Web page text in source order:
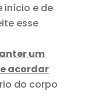
início e de
esse
um
acordar
do corpo